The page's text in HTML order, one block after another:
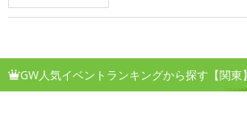
GW人気イベントランキングから探す【関東】